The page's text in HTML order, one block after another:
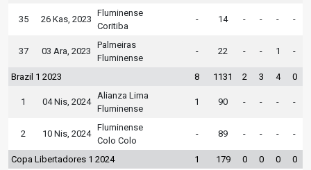
35 26 Kas, 2023
Fluminense
Coritiba
- 14 - - - -
37 03 Ara, 2023
Palmeiras
Fluminense
- 22 - - 1 -
Brazil 1 2023 8 1131 2 3 4 0
1 04 Nis, 2024
Alianza Lima
Fluminense
1 90 - - - -
2 10 Nis, 2024
Fluminense
Colo Colo
- 89 - - - -
Copa Libertadores 1 2024 1 179 0 0 0 0